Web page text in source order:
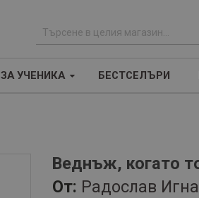
р
ЗА УЧЕНИКА БЕСТСЕЛЪРИ
Веднъж, когато
От: Радослав